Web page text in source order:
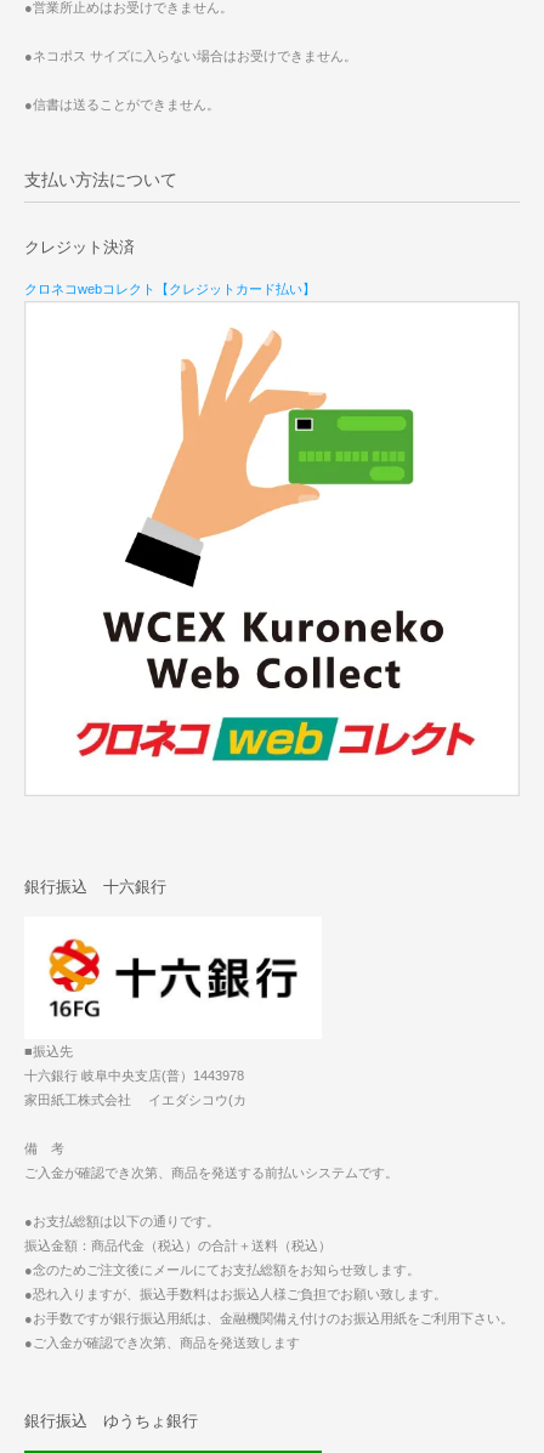
●営業所止めはお受けできません。
●ネコポス サイズに入らない場合はお受けできません。
●信書は送ることができません。
支払い方法について
クレジット決済
クロネコwebコレクト【クレジットカード払い】
銀行振込 十六銀行
■振込先
十六銀行 岐阜中央支店(普）1443978
家田紙工株式会社 イエダシコウ(カ
備 考
ご入金が確認でき次第、商品を発送する前払いシステムです。
●お支払総額は以下の通りです。
振込金額：商品代金（税込）の合計＋送料（税込）
●念のためご注文後にメールにてお支払総額をお知らせ致します。
●恐れ入りますが、振込手数料はお振込人様ご負担でお願い致します。
●お手数ですが銀行振込用紙は、金融機関備え付けのお振込用紙をご利用下さい。
●ご入金が確認でき次第、商品を発送致します
銀行振込 ゆうちょ銀行